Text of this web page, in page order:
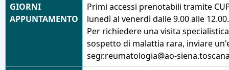
GIORNI
APPUNTAMENTO
Primi accessi prenotabili tramite
lunedì al venerdì dalle 9.00 alle 12.00.
Per richiedere una visita
sospetto di malattia rara, inviare
segr.reumatologia@ao-